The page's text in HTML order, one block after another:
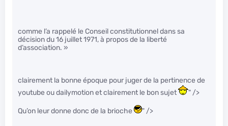
comme l’a rappelé le Conseil constitutionnel dans sa
décision du 16 juillet 1971, à propos de la liberté
d’association. »
clairement la bonne époque pour juger de la pertinence de
youtube ou dailymotion et clairement le bon sujet
" />
Qu’on leur donne donc de la brioche " />